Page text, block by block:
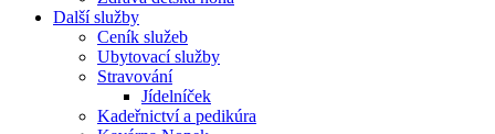
Další služby
Ceník služeb
Ubytovací služby
Stravování
Jídelníček
Kadeřnictví a pedikúra